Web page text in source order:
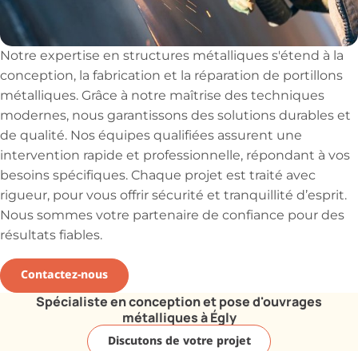
Notre expertise en structures métalliques s'étend à la
conception, la fabrication et la réparation de portillons
métalliques. Grâce à notre maîtrise des techniques
modernes, nous garantissons des solutions durables et
de qualité. Nos équipes qualifiées assurent une
intervention rapide et professionnelle, répondant à vos
besoins spécifiques. Chaque projet est traité avec
rigueur, pour vous offrir sécurité et tranquillité d’esprit.
Nous sommes votre partenaire de confiance pour des
résultats fiables.
Contactez-nous
Spécialiste en conception et pose d'ouvrages
métalliques à Égly
Discutons de votre projet